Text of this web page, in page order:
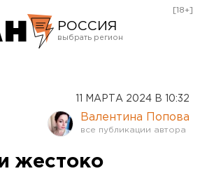
РОССИЯ
Курган
Оренбург
[18+]
11 МАРТА 2024 В 10:32
Валентина Попова
жестоко